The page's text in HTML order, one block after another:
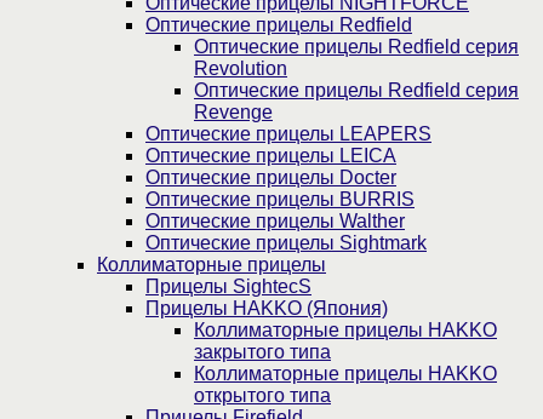
Оптические прицелы Redfield
Оптические прицелы Redfield серия
Revolution
Оптические прицелы Redfield серия
Revenge
Оптические прицелы LEAPERS
Оптические прицелы LEICA
Оптические прицелы Docter
Оптические прицелы BURRIS
Оптические прицелы Walther
Оптические прицелы Sightmark
Коллиматорные прицелы
Прицелы SightecS
Прицелы HAKKO (Япония)
Коллиматорные прицелы HAKKO
закрытого типа
Коллиматорные прицелы HAKKO
открытого типа